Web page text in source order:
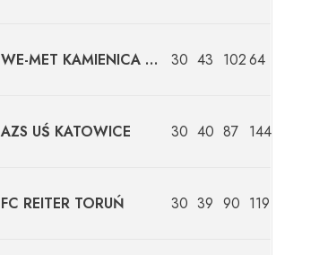
WE-MET KAMIENICA KRÓLEWSKA 30 43 10264
AZS UŚ KATOWICE 30 40 87 144
FC REITER TORUŃ 30 39 90 119